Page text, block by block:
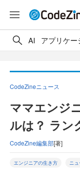
AI アプリケ
CodeZineニュース
ママエンジ
ルは？ ラン
CodeZine編集部[著]
エンジニアの生き方 ニ